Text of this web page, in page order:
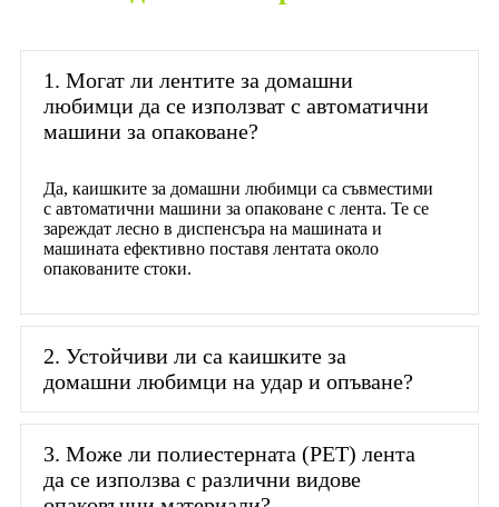
1. Могат ли лентите за домашни
любимци да се използват с автоматични
машини за опаковане?
Да, каишките за домашни любимци са съвместими
с автоматични машини за опаковане с лента. Те се
зареждат лесно в диспенсъра на машината и
машината ефективно поставя лентата около
опакованите стоки.
2. Устойчиви ли са каишките за
домашни любимци на удар и опъване?
3. Може ли полиестерната (PET) лента
да се използва с различни видове